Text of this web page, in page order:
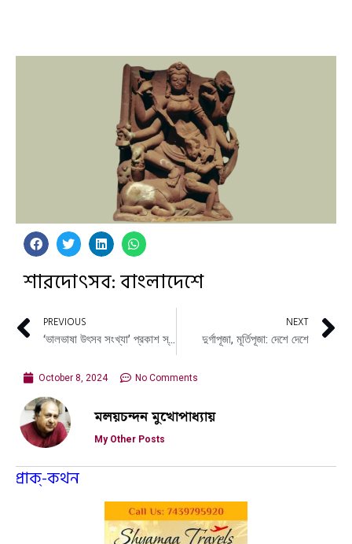
শারদোৎসব: বাংলাদেশে
PREVIOUS
‘ভালভাষা উৎসব সংখ্যা’ প্রকাশ স্থগিত থাকছে
NEXT
দুর্গাপূজা, মূর্তিপূজা: দেশে দেশে
October 8, 2024 No Comments
মলয়চন্দন মুখোপাধ্যায়
My Other Posts
প্রাক্-কথন